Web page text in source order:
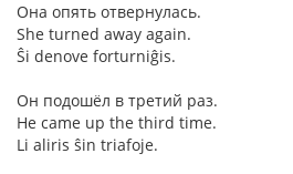
Она опять отвернулась.
She turned away again.
Ŝi denove forturniĝis.
Он подошёл в третий раз.
He came up the third time.
Li aliris ŝin triafoje.